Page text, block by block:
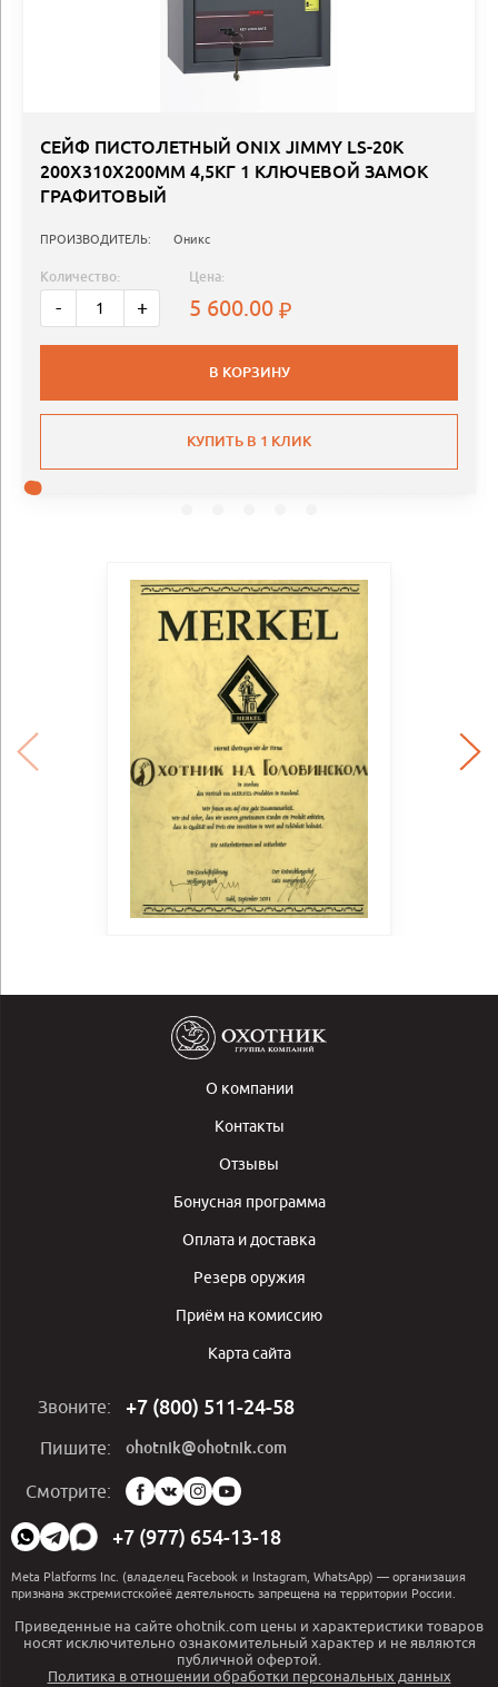
СЕЙФ ПИСТОЛЕТНЫЙ ONIX JIMMY LS-20K
200Х310Х200ММ 4,5КГ 1 КЛЮЧЕВОЙ ЗАМОК
ГРАФИТОВЫЙ
ПРОИЗВОДИТЕЛЬ: Оникс
Количество:
- +
Цена:
5 600.00
В КОРЗИНУ
КУПИТЬ В 1 КЛИК
О компании
Контакты
Отзывы
Бонусная программа
Оплата и доставка
Резерв оружия
Приём на комиссию
Карта сайта
Звоните: +7 (800) 511-24-58
Пишите: ohotnik@ohotnik.com
Смотрите:
Мы
в
социальных
сетях:
+7 (977) 654-13-18
Meta Platforms Inc. (владелец Facebook и Instagram, WhatsApp) — организация
признана экстремистскойеё деятельность запрещена на территории России.
Приведенные на сайте ohotnik.com цены и характеристики товаров
носят исключительно ознакомительный характер и не являются
публичной офертой.
Политика в отношении обработки персональных данных